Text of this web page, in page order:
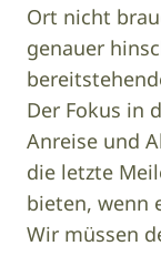
Ort nicht
genauer
Der Fokus in
Anreise und
die letzte
bieten, wenn
Wir müssen